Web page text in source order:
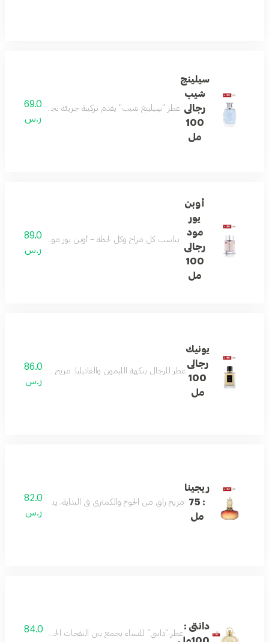
سيلينج
شيب
رجالى
100
مل
عطر "سِيلينغ شيب" يقدم تركيبة جريئة تجمع بين انتعاش
69.0
ر.س
أوبن
يور
مود
رجالى
100
مل
يناسب كل مزاج وكل لحظة – أوبن يور مود يمزج89.0
ر.س
يونيك
رجالى
100
مل
عطر للرجال بنكهة الليمون والفانيليا: مزيج أنيق من
86.0
ر.س
ريجينا
: 75
مل
مزيج راقٍ من الخوخ والكمثرى في البداية، يتناغم مع قلب من
82.0
ر.س
دانتى :
عطر "دانتي" للنساء يجمع بين النفحات الحلوة والعميقة
84.0